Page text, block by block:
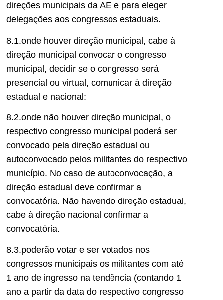
direções municipais da AE e para eleger
delegações aos congressos estaduais.
8.1.onde houver direção municipal, cabe à
direção municipal convocar o congresso
municipal, decidir se o congresso será
presencial ou virtual, comunicar à direção
estadual e nacional;
8.2.onde não houver direção municipal, o
respectivo congresso municipal poderá ser
convocado pela direção estadual ou
autoconvocado pelos militantes do respectivo
município. No caso de autoconvocação, a
direção estadual deve confirmar a
convocatória. Não havendo direção estadual,
cabe à direção nacional confirmar a
convocatória.
8.3.poderão votar e ser votados nos
congressos municipais os militantes com até
1 ano de ingresso na tendência (contando 1
ano a partir da data do respectivo congresso